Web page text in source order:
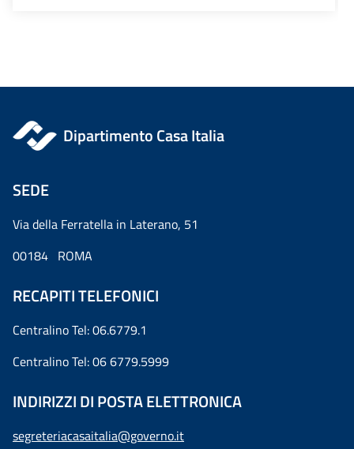
Dipartimento Casa Italia
SEDE
Via della Ferratella in Laterano, 51
00184 ROMA
RECAPITI TELEFONICI
Centralino Tel: 06.6779.1
Centralino Tel: 06 6779.5999
INDIRIZZI DI POSTA ELETTRONICA
segreteriacasaitalia@governo.it